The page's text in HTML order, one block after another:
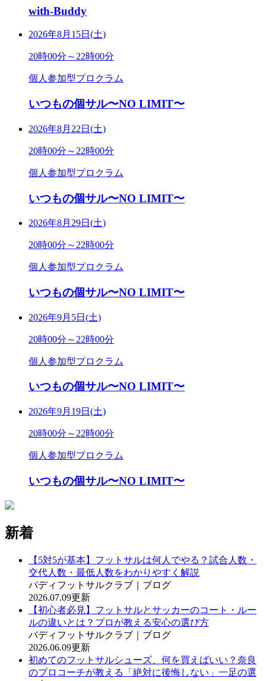
with-Buddy
2026年8月15日(土)
20時00分～22時00分
個人参加型プロクラム
いつもの個サル〜NO LIMIT〜
2026年8月22日(土)
20時00分～22時00分
個人参加型プロクラム
いつもの個サル〜NO LIMIT〜
2026年8月29日(土)
20時00分～22時00分
個人参加型プロクラム
いつもの個サル〜NO LIMIT〜
2026年9月5日(土)
20時00分～22時00分
個人参加型プロクラム
いつもの個サル〜NO LIMIT〜
2026年9月19日(土)
20時00分～22時00分
個人参加型プロクラム
いつもの個サル〜NO LIMIT〜
新着
【5対5が基本】フットサルは何人でやる？試合人数・
交代人数・最低人数をわかりやすく解説
バディフットサルクラブ｜ブログ
2026.07.09更新
【初心者必見】フットサルとサッカーのコート・ルー
ルの違いとは？プロが教える安心の選び方
バディフットサルクラブ｜ブログ
2026.06.09更新
初めてのフットサルシューズ、何を買えばいい？奈良
のプロコーチが教える「絶対に後悔しない」一足の選